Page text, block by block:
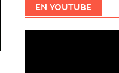
EN YOUTUBE